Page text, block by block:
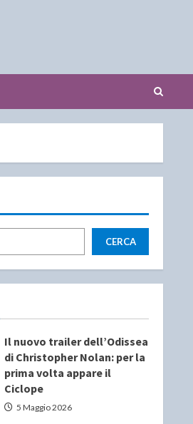
CERCA
Il nuovo trailer dell’Odissea
di Christopher Nolan: per la
prima volta appare il
Ciclope
5 Maggio 2026